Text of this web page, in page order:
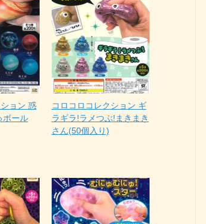
ョン 惑
ボール
コロコロコレクション ギ
ラギラ!ラメつぶ!まきまき
さん(50個入り)